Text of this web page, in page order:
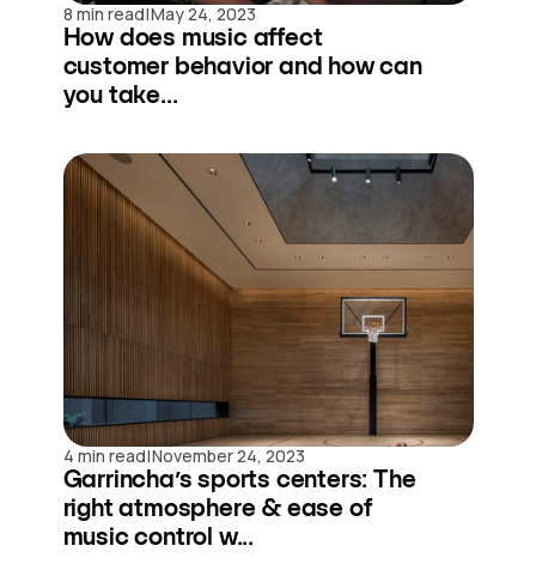
8 min read|May 24, 2023
How does music affect
customer behavior and how can
you take...
4 min read|November 24, 2023
Garrincha’s sports centers: The
right atmosphere & ease of
music control w...